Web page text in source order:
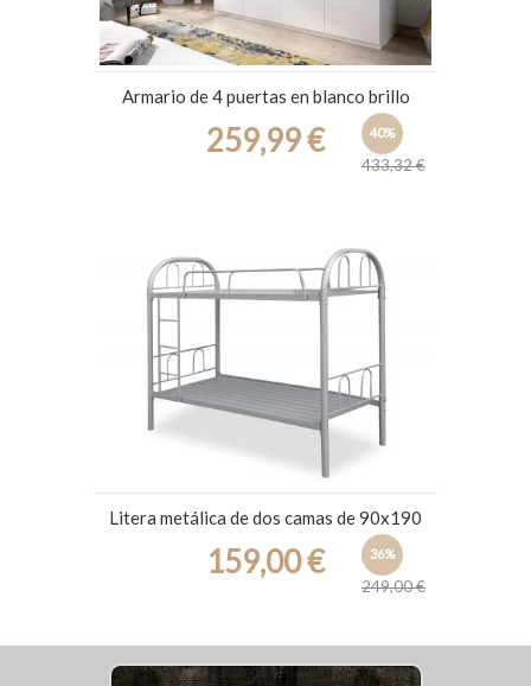
Armario de 4 puertas en blanco brillo
40%
433,32 €
259,99 €
Litera metálica de dos camas de 90x190
36%
249,00 €
159,00 €